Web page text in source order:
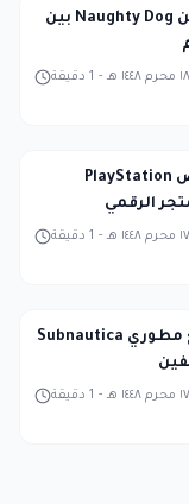
لعبة الفضاء الجديدة من Naughty Dog بين
1 دقيقة - ١٨ محرم ١٤٤٨ هـ
سوني تعلن نهاية أقراص PlayStation
الرقمي
1 دقيقة - ١٧ محرم ١٤٤٨ هـ
كرافتون تحل نزاعها مع مطوري Subnautica
1 دقيقة - ١٧ محرم ١٤٤٨ هـ